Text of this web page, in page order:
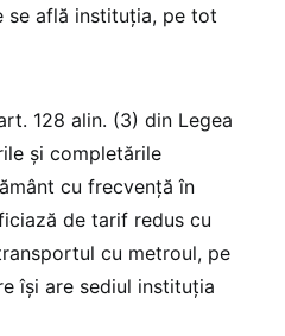
se află instituția, pe tot
128 alin. (3) din Legea
și completările
cu frecvenţă în
de tarif redus cu
cu metroul, pe
își are sediul instituția